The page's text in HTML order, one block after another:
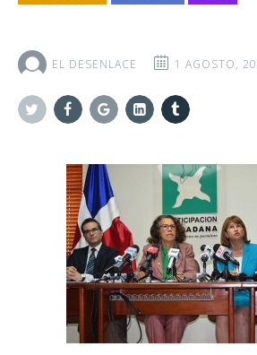
EL DESENLACE 1 AGOSTO,